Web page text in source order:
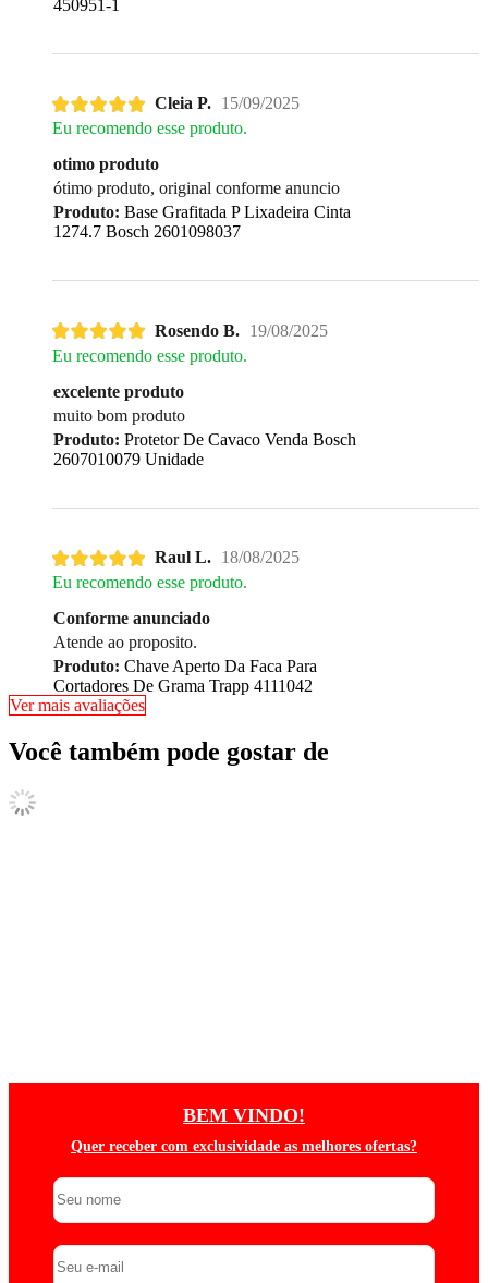
450951-1
Cleia P. 15/09/2025
Eu recomendo esse produto.
otimo produto
ótimo produto, original conforme anuncio
Produto: Base Grafitada P Lixadeira Cinta
1274.7 Bosch 2601098037
Rosendo B. 19/08/2025
Eu recomendo esse produto.
excelente produto
muito bom produto
Produto: Protetor De Cavaco Venda Bosch
2607010079 Unidade
Raul L. 18/08/2025
Eu recomendo esse produto.
Conforme anunciado
Atende ao proposito.
Produto: Chave Aperto Da Faca Para
Cortadores De Grama Trapp 4111042
Ver mais avaliações
Você também pode gostar de
BEM VINDO!
Quer receber com exclusividade as melhores ofertas?